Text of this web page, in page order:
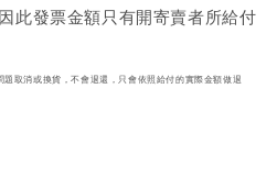
此發票金額只有開寄賣者所給付
取消或換貨，不會退還，只會依照給付的實際金額做退